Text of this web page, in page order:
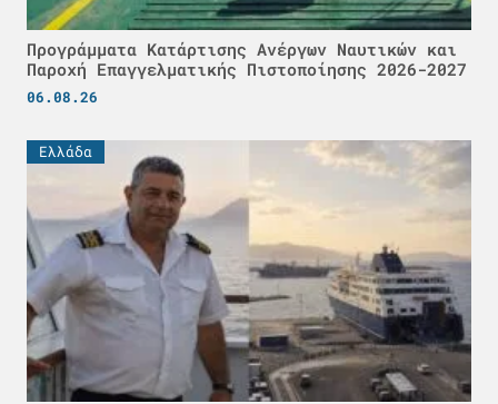
Προγράμματα Κατάρτισης Ανέργων Ναυτικών και
Παροχή Επαγγελματικής Πιστοποίησης 2026-2027
06.08.26
Ελλάδα